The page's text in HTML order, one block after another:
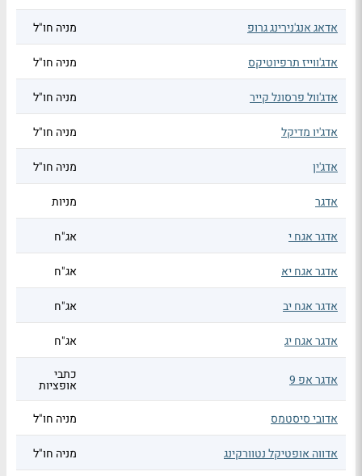
אדאג אנג'נירינג גרופ מניה חו"ל
אדג'ווייז תרפיוטיקס מניה חו"ל
אדג'וול פרסונל קייר מניה חו"ל
אדג'יו מדיקל מניה חו"ל
אדג'ין מניה חו"ל
אדגר מניות
אדגר אגח י אג"ח
אדגר אגח יא אג"ח
אדגר אגח יב אג"ח
אדגר אגח יג אג"ח
אדגר אפ 9 כתבי
אופציות
אדובי סיסטמס
מניה חו"ל
אדווה אופטיקל נטוורקינג מניה חו"ל